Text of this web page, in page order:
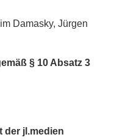
Damasky, Jürgen
§ 10 Absatz 3
der jl.medien